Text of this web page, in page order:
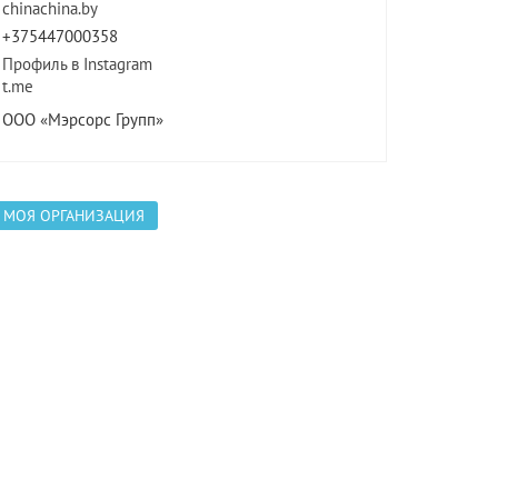
chinachina.by
+375447000358
Профиль в Instagram
t.me
ООО «Мэрсорс Групп»
МОЯ ОРГАНИЗАЦИЯ